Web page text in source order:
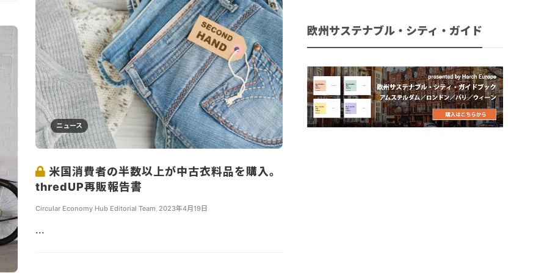
ニュース
米国消費者の半数以上が中古衣料品を購入。
thredUP再販報告書
Circular Economy Hub Editorial Team 2023年4月19日
...
欧州サステナブル・シティ・ガイド